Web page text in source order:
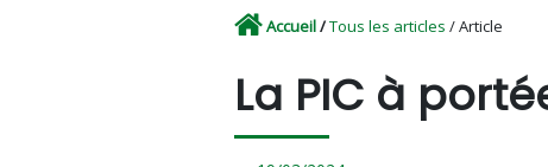
Accueil/Tous les articles / Article
La PIC à